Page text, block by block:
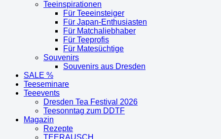
Teeinspirationen
Für Teeeinsteiger
Für Japan-Enthusiasten
Für Matchaliebhaber
Für Teeprofis
Für Matesüchtige
Souvenirs
Souvenirs aus Dresden
SALE %
Teeseminare
Teeevents
Dresden Tea Festival 2026
Teesonntag zum DDTF
Magazin
Rezepte
TEERAUSCH